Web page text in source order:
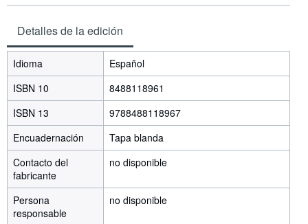
Detalles de la edición
Idioma
Español
ISBN 10
8488118961
ISBN 13
9788488118967
Encuadernación
Tapa blanda
Contacto del
fabricante
no disponible
Persona
responsable
no disponible